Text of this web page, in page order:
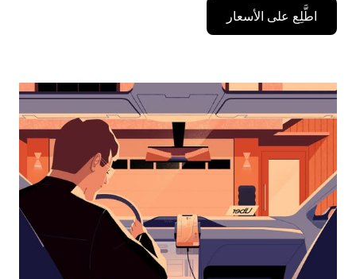
اضغط
على
مفتاح
للأسفل
لاستخدام
التقويم
التاريخ.
اضغط
على
زر
الخروج
لإغلاق
التقويم.
اطَّلِع على الأسعار